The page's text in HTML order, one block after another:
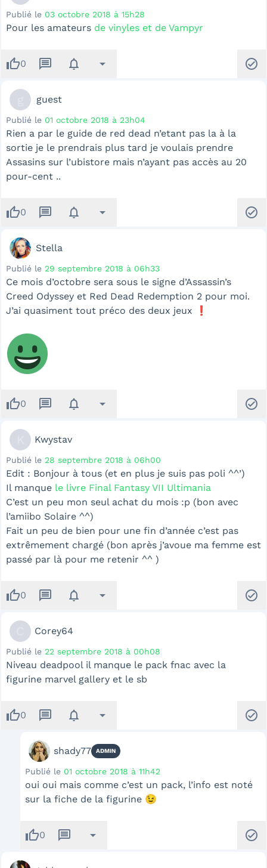
Publié le 03 octobre 2018 à 15h28
Pour les amateurs de vinyles et de Vampyr
thumb_up0 message notifications arrow_drop_down check_circle
guest
Publié le 01 octobre 2018 à 23h04
Rien a par le guide de red dead n’etant pas la à la
sortie je le prendrais plus tard je voulais prendre
Assasins sur l’ubistore mais n’ayant pas accès au 20
pour-cent ..
thumb_up0 message notifications arrow_drop_down check_circle
Stella
Publié le 29 septembre 2018 à 06h33
Ce mois d’octobre sera sous le signe d’Assassin’s
Creed Odyssey et Red Dead Redemption 2 pour moi.
J’ai quasiment tout préco des deux jeux ❗
thumb_up0 message notifications arrow_drop_down check_circle
Kwystav
Publié le 28 septembre 2018 à 06h00
Edit : Bonjour à tous (et en plus je suis pas poli ^^’)
Il manque le livre Final Fantasy VII Ultimania
C’est un peu mon seul achat du mois :p (bon avec
l’amiibo Solaire ^^)
Fait un peu de bien pour une fin d’année c’est pas
extrêmement chargé (bon après j’avoue ma femme est
passé par là pour me retenir ^^ )
thumb_up0 message notifications arrow_drop_down check_circle
Corey64
Publié le 22 septembre 2018 à 00h08
Niveau deadpool il manque le pack fnac avec la
figurine marvel gallery et le sb
thumb_up0 message notifications arrow_drop_down check_circle
shady77 ADMIN
Publié le 01 octobre 2018 à 11h42
oui oui mais comme c’est un pack, l’info est noté
sur la fiche de la figurine 😉
thumb_up0 message arrow_drop_down check_circle